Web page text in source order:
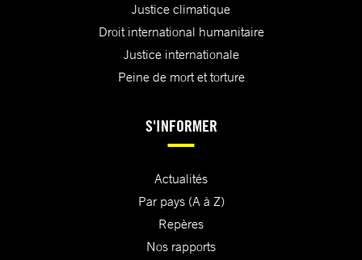
Justice climatique
Droit international humanitaire
Justice internationale
Peine de mort et torture
S'INFORMER
Actualités
Par pays (A à Z)
Repères
Nos rapports